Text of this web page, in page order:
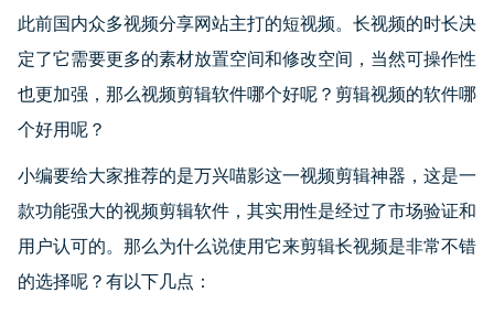
此前国内众多视频分享网站主打的短视频。长视频的时长决
定了它需要更多的素材放置空间和修改空间，当然可操作性
也更加强，那么视频剪辑软件哪个好呢？剪辑视频的软件哪
个好用呢？
小编要给大家推荐的是万兴喵影这一视频剪辑神器，这是一
款功能强大的视频剪辑软件，其实用性是经过了市场验证和
用户认可的。那么为什么说使用它来剪辑长视频是非常不错
的选择呢？有以下几点：